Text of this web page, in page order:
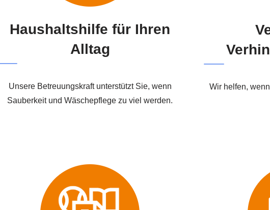
Haushaltshilfe für Ihren
Alltag
Unsere Betreuungskraft unterstützt Sie, wenn
Sauberkeit und Wäschepflege zu viel werden.
Wir helfen,